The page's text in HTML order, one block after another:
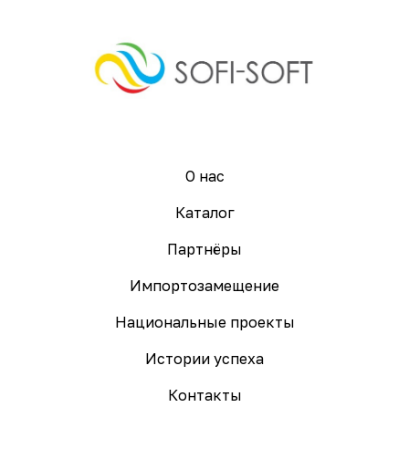
О нас
Каталог
Партнёры
Импортозамещение
Национальные проекты
Истории успеха
Контакты